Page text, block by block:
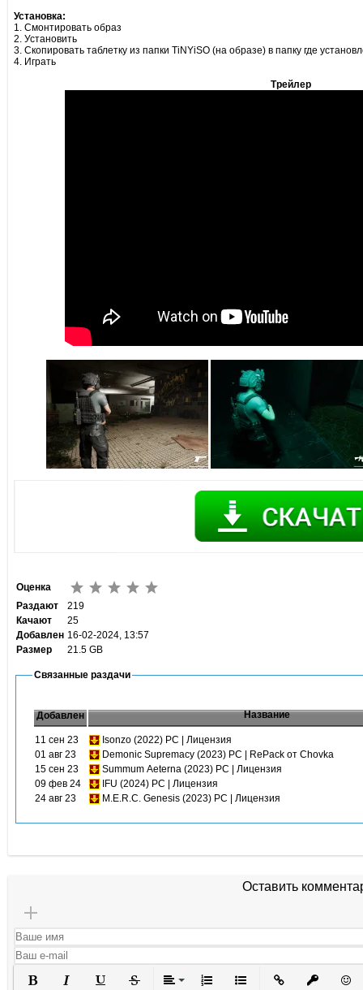
Установка:
1. Смонтировать образ
2. Установить
3. Скопировать таблетку из папки TiNYiSO (на образе) в папку где
4. Играть
Трейлер
Оценка
Раздают
219
Качают
25
Добавлен 16-02-2024, 13:57
Размер
21.5 GB
Связанные раздачи
Добавлен Название
11 сен 23
Isonzo (2022) PC | Лицензия
01 авг 23
Demonic Supremacy (2023) PC | RePack от Chovka
15 сен 23
Summum Aeterna (2023) PC | Лицензия
09 фев 24
IFU (2024) PC | Лицензия
24 авг 23
M.E.R.C. Genesis (2023) PC | Лицензия
Оставить